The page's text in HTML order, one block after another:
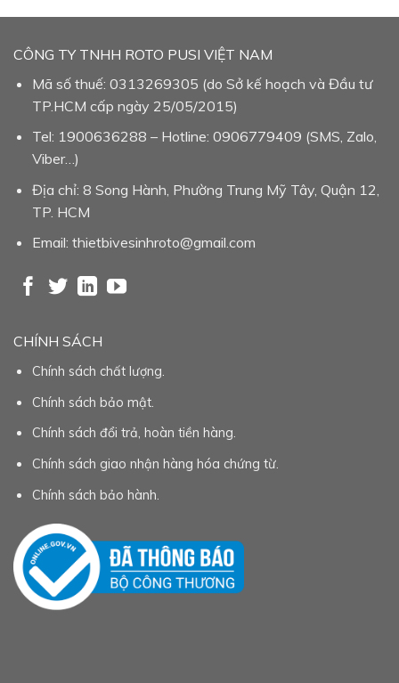
CÔNG TY TNHH ROTO PUSI VIỆT NAM
Mã số thuế: 0313269305 (do Sở kế hoạch và Đầu tư
TP.HCM cấp ngày 25/05/2015)
Tel: 1900636288 – Hotline: 0906779409 (SMS, Zalo,
Viber…)
Địa chỉ: 8 Song Hành, Phường Trung Mỹ Tây, Quận 12,
TP. HCM
Email: thietbivesinhroto@gmail.com
CHÍNH SÁCH
Chính sách chất lượng.
Chính sách bảo mật.
Chính sách đổi trả, hoàn tiền hàng.
Chính sách giao nhận hàng hóa chứng từ.
Chính sách bảo hành.